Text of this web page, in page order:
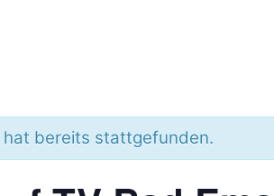
hat bereits stattgefunden.